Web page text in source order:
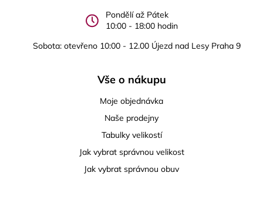
Pondělí až Pátek
10:00 - 18:00 hodin
Sobota: otevřeno 10:00 - 12.00 Újezd nad Lesy Praha 9
Vše o nákupu
Moje objednávka
Naše prodejny
Tabulky velikostí
Jak vybrat správnou velikost
Jak vybrat správnou obuv